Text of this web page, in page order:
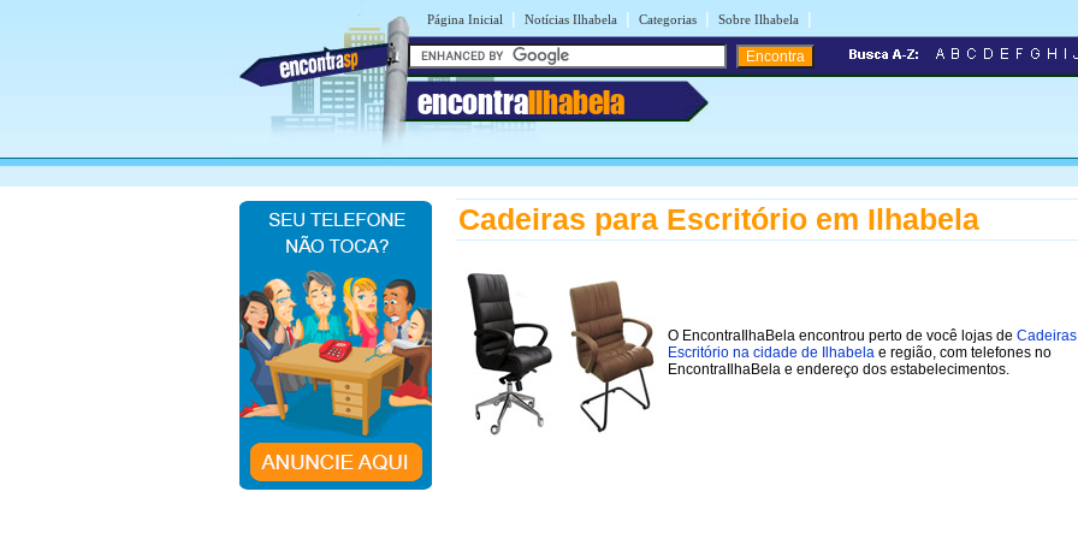
Página Inicial | Notícias Ilhabela | Categorias | Sobre Ilhabela |
encontraIlhabela
Cadeiras para Escritório em Ilhabela
O EncontraIlhaBela encontrou perto de você lojas de
Escritório na cidade de Ilhabela e região, com telefones no
EncontraIlhaBela e endereço dos estabelecimentos.